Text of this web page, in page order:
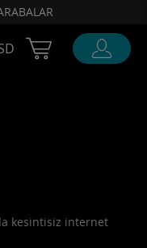
Cart Ubigi
kesintisiz internet